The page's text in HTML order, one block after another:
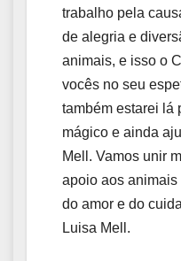
trabalho pela
de alegria e
animais, e isso o
vocês no seu
também estarei lá
mágico e ainda
Mell. Vamos unir
apoio aos
do amor e do
Luisa Mell.